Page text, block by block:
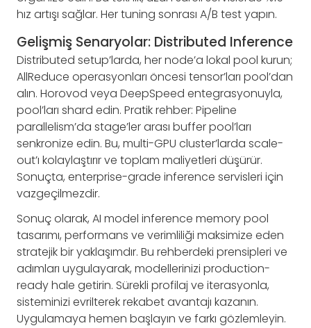
hız artışı sağlar. Her tuning sonrası A/B test yapın.
Gelişmiş Senaryolar: Distributed Inference
Distributed setup’larda, her node’a lokal pool kurun;
AllReduce operasyonları öncesi tensor’ları pool’dan
alın. Horovod veya DeepSpeed entegrasyonuyla,
pool’ları shard edin. Pratik rehber: Pipeline
parallelism’da stage’ler arası buffer pool’ları
senkronize edin. Bu, multi-GPU cluster’larda scale-
out’ı kolaylaştırır ve toplam maliyetleri düşürür.
Sonuçta, enterprise-grade inference servisleri için
vazgeçilmezdir.
Sonuç olarak, AI model inference memory pool
tasarımı, performans ve verimliliği maksimize eden
stratejik bir yaklaşımdır. Bu rehberdeki prensipleri ve
adımları uygulayarak, modellerinizi production-
ready hale getirin. Sürekli profilaj ve iterasyonla,
sisteminizi evrilterek rekabet avantajı kazanın.
Uygulamaya hemen başlayın ve farkı gözlemleyin.